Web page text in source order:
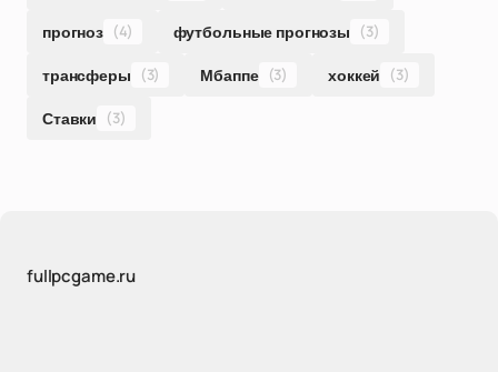
прогноз (4) футбольные прогнозы (3)
трансферы (3) Мбаппе (3) хоккей (3)
Ставки (3)
fullpcgame.ru